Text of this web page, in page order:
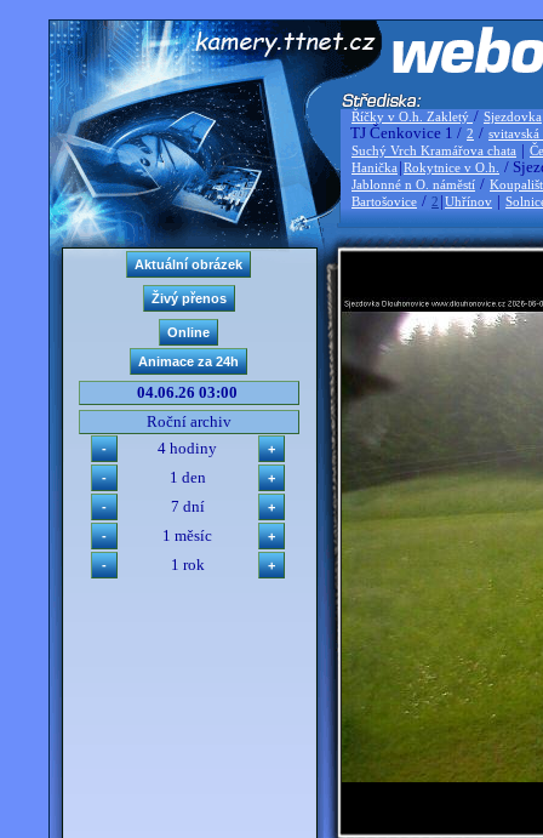
Říčky v O.h. Zakletý / Sjezdovka
TJ Čenkovice 1 / 2 / svitavská
Suchý Vrch Kramářova chata |
Hanička |Rokytnice v O.h. /
Jablonné n O. náměstí /
Bartošovice / 2 |Uhřínov |
04.06.26 03:00
Roční archiv
4 hodiny
1 den
7 dní
1 měsíc
1 rok